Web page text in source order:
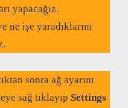
yapacağız.
ne işe yaradıklarını
sonra ağ ayarını
sağ tıklayıp Settings